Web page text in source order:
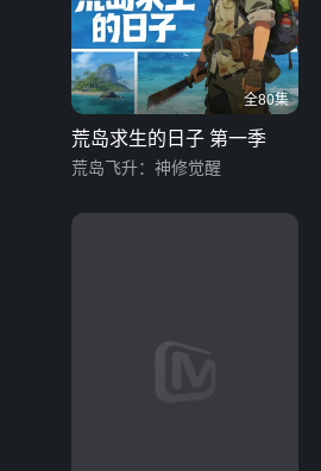
全80集
荒岛求生的日子 第一季
荒岛飞升：神修觉醒